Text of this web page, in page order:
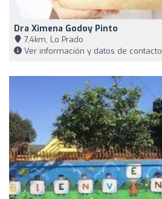
Dra Ximena Godoy Pinto
7,4km, Lo Prado
Ver información y datos de contacto